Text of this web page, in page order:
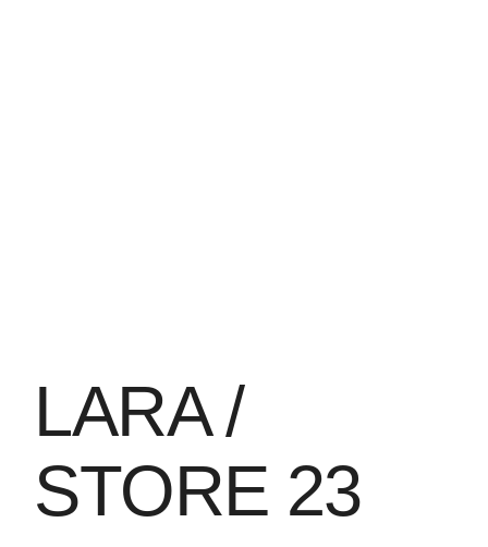
LARA /
STORE 23